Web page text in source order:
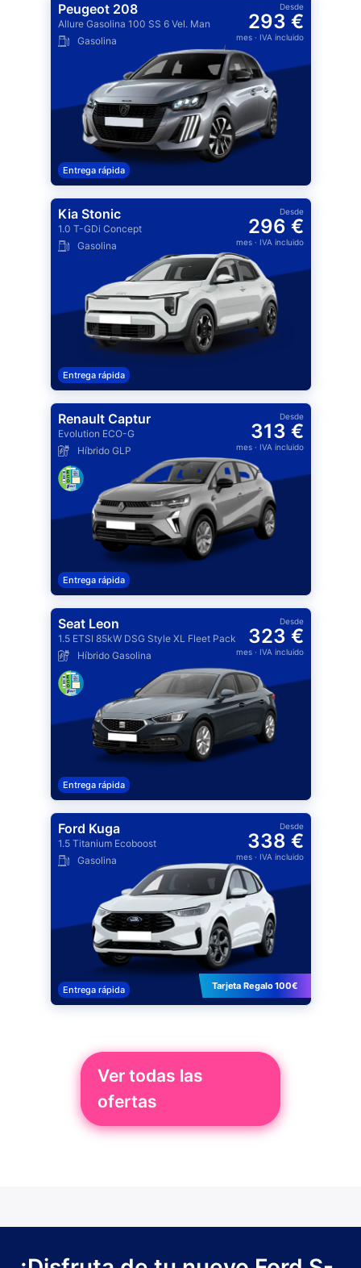
Peugeot 208
Allure Gasolina 100 SS 6 Vel. Man
Gasolina
Desde
293 €
mes· IVA incluido
Entrega rápida
Kia Stonic
1.0 T-GDi Concept
Gasolina
Desde
296 €
mes· IVA incluido
Entrega rápida
Renault Captur
Evolution ECO-G
Híbrido GLP
Desde
313 €
mes· IVA incluido
Entrega rápida
Seat Leon
1.5 ETSI 85kW DSG Style XL Fleet Pack
Híbrido Gasolina
Desde
323 €
mes· IVA incluido
Entrega rápida
Ford Kuga
1.5 Titanium Ecoboost
Gasolina
Desde
338 €
mes· IVA incluido
Entrega rápida Tarjeta Regalo 100€
Ver todas las
ofertas